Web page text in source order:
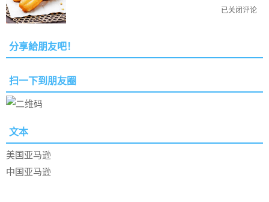
已关闭评论
分享給朋友吧！
扫一下到朋友圈
文本
美国亚马逊
中国亚马逊